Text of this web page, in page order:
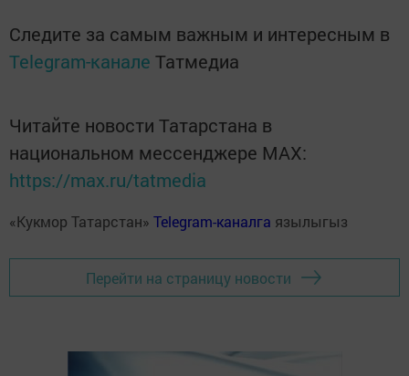
Следите за самым важным и интересным в
Telegram-канале Татмедиа
Читайте новости Татарстана в
национальном мессенджере MАХ:
https://max.ru/tatmedia
«Кукмор Татарстан» Telegram-каналга язылыгыз
Перейти на страницу новости